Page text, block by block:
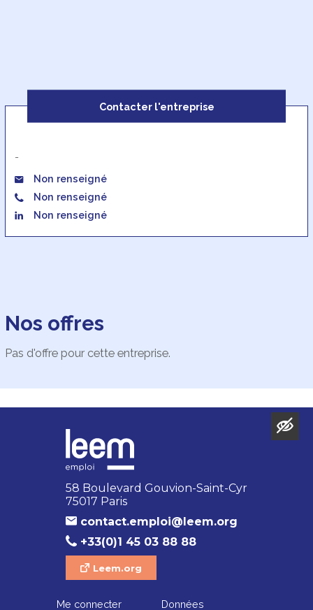
Contacter l'entreprise
-
Non renseigné
Non renseigné
Non renseigné
Nos offres
Pas d'offre pour cette entreprise.
58 Boulevard Gouvion-Saint-Cyr
75017 Paris
contact.emploi@leem.org
+33(0)1 45 03 88 88
Leem.org
Me connecter Données